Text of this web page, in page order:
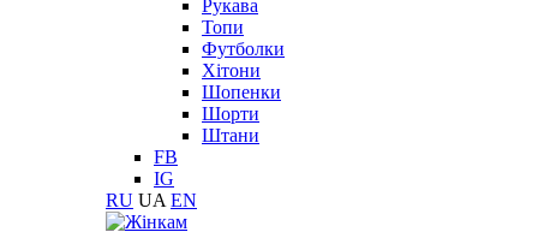
Рукава
Топи
Футболки
Хітони
Шопенки
Шорти
Штани
FB
IG
RU UA EN